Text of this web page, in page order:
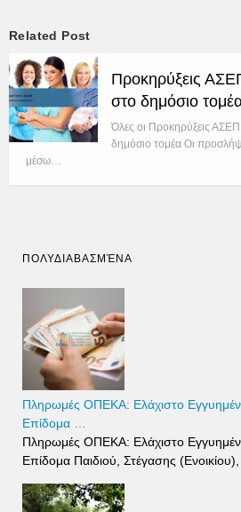
Related Post
Προκηρύξεις
στο δημόσιο
Όλες οι Προκηρύξεις
δημόσιο τομέα Οι
μέσω…
ΠΟΛΥΔΙΑΒΑΣΜΈΝΑ
Πληρωμές ΟΠΕΚΑ: Ελάχιστο
Επίδομα …
Πληρωμές ΟΠΕΚΑ: Ελάχιστο
Επίδομα Παιδιού, Στέγασης (Ενοικίου),